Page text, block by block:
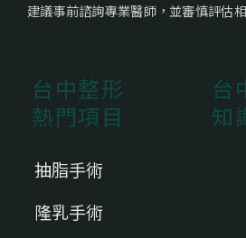
建議事前諮詢專業醫師，並審慎評估
台中整形
熱門項目
抽脂手術
隆乳手術
台
知